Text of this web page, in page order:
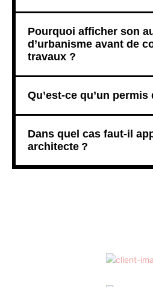
Pourquoi afficher son
d’urbanisme avant de
travaux ?
Qu’est-ce qu’un
Dans quel cas faut-il
architecte ?